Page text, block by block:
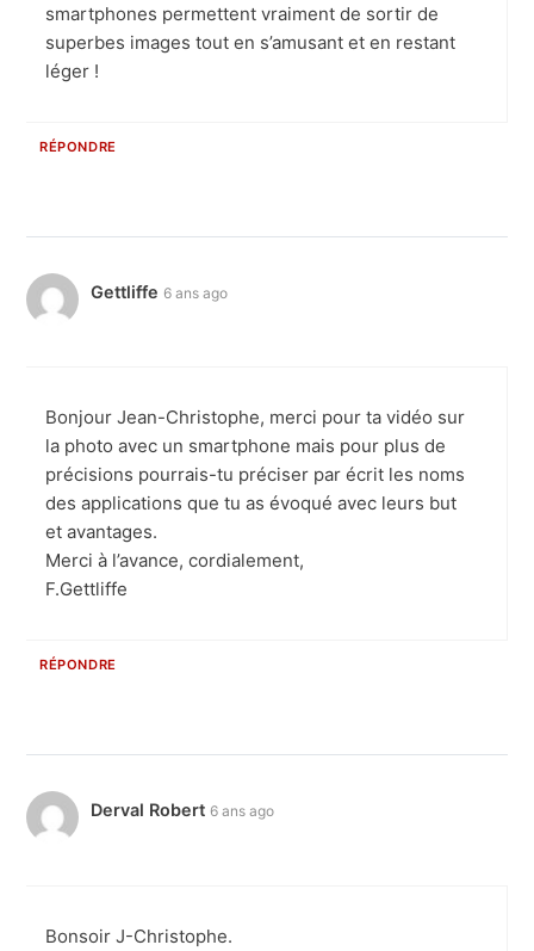
smartphones permettent vraiment de sortir de
superbes images tout en s’amusant et en restant
léger !
RÉPONDRE
Gettliffe 6 ans ago
Bonjour Jean-Christophe, merci pour ta vidéo sur
la photo avec un smartphone mais pour plus de
précisions pourrais-tu préciser par écrit les noms
des applications que tu as évoqué avec leurs but
et avantages.
Merci à l’avance, cordialement,
F.Gettliffe
RÉPONDRE
Derval Robert 6 ans ago
Bonsoir J-Christophe.